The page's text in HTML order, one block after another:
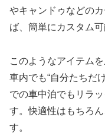
やキャンドゥなどの
ば、簡単にカスタム可
このようなアイテム
車内でも“自分たちだ
での車中泊でもリラ
す。快適性はもちろ
す。